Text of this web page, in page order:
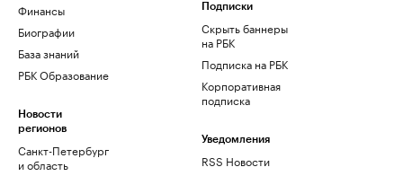
Финансы
Биографии
База знаний
РБК Образование
Новости
регионов
Санкт-Петербург
и область
Подписки
Скрыть баннеры
на РБК
Подписка на РБК
Корпоративная
подписка
Уведомления
RSS Новости